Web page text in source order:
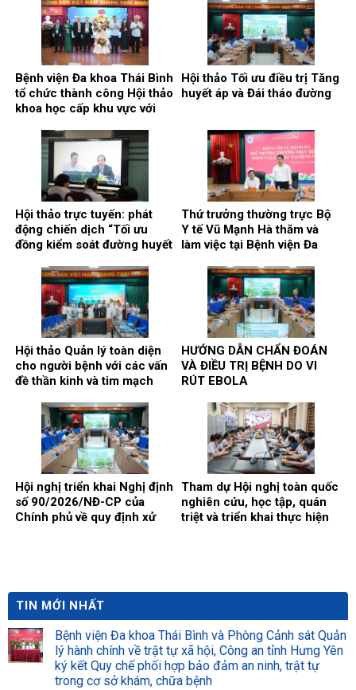
Bệnh viện Đa khoa Thái Bình
tổ chức thành công Hội thảo
khoa học cấp khu vực với
cao chất lượng phẫu thuật
và can thiệp điều trị bệnh lý
gan, mật, tụy”
Hội thảo Tối ưu điều trị Tăng
huyết áp và Đái tháo đường
Hội thảo trực tuyến: phát
động chiến dịch “Tối ưu
đồng kiểm soát đường huyết
bệnh nhân đái tháo đường
typ 2”
Thứ trưởng thường trực Bộ
Y tế Vũ Mạnh Hà thăm và
làm việc tại Bệnh viện Đa
Hội thảo Quản lý toàn diện
cho người bệnh với các vấn
đề thần kinh và tim mạch
HƯỚNG DẪN CHẨN ĐOÁN
VÀ ĐIỀU TRỊ BỆNH DO VI
RÚT EBOLA
Hội nghị triển khai Nghị định
số 90/2026/NĐ-CP của
Chính phủ về quy định xử
Tham dự Hội nghị toàn quốc
nghiên cứu, học tập, quán
triệt và triển khai thực hiện
TIN MỚI NHẤT
Bệnh viện Đa khoa Thái Bình và Phòng Cảnh sát Quản
lý hành chính về trật tự xã hội, Công an tỉnh Hưng Yên
ký kết Quy chế phối hợp bảo đảm an ninh, trật tự
trong cơ sở khám, chữa bệnh